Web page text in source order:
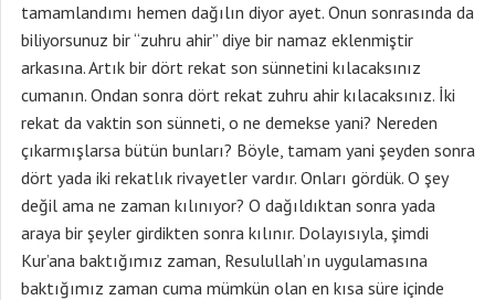
tamamlandımı hemen dağılın diyor ayet. Onun sonrasında da
biliyorsunuz bir “zuhru ahir” diye bir namaz eklenmiştir
arkasına. Artık bir dört rekat son sünnetini kılacaksınız
cumanın. Ondan sonra dört rekat zuhru ahir kılacaksınız. İki
rekat da vaktin son sünneti, o ne demekse yani? Nereden
çıkarmışlarsa bütün bunları? Böyle, tamam yani şeyden sonra
dört yada iki rekatlık rivayetler vardır. Onları gördük. O şey
değil ama ne zaman kılınıyor? O dağıldıktan sonra yada
araya bir şeyler girdikten sonra kılınır. Dolayısıyla, şimdi
Kur’ana baktığımız zaman, Resulullah’ın uygulamasına
baktığımız zaman cuma mümkün olan en kısa süre içinde